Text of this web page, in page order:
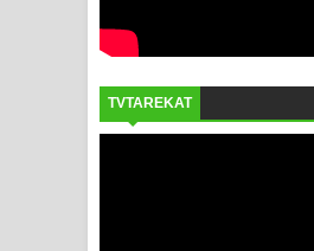
TVTAREKAT